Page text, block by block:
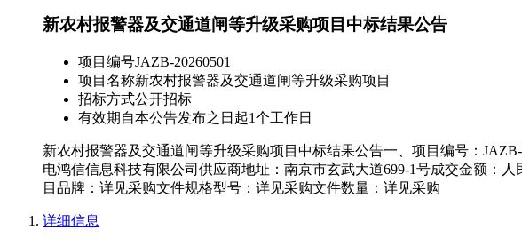
新农村报警器及交通道闸等升级采购项目中标结果公告
项目编号JAZB-20260501
项目名称新农村报警器及交通道闸等升级采购项目
招标方式公开招标
有效期 自本公告发布之日起1个工作日
新农村报警器及交通道闸等升级采购项目中标结果公告一、项目编号：
电鸿信信息科技有限公司供应商地址：南京市玄武大道699-1号成交金额：
目品牌：详见采购文件规格型号：详见采购文件数量：详见采购
详细信息